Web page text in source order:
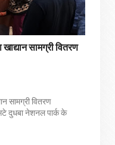
सामग्री वितरण
सामग्री वितरण
दुधबा नेशनल पार्क के